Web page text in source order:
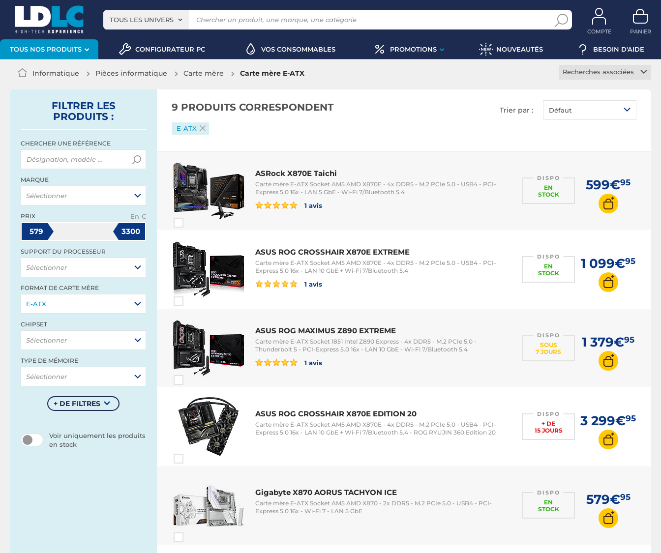
TOUS LES UNIVERS
COMPTE PANIER
TOUS NOS PRODUITS CONFIGURATEUR PC VOS CONSOMMABLES PROMOTIONS NOUVEAUTÉS BESOIN D'AIDE
Informatique Pièces informatique Carte mère Carte mère E-ATX
Recherches associées
Carte mère serveur
Carte mère DDR4
Carte mère E-ATX
Carte mère mini-ITX
Carte mère Intel
Carte mère Intel B760
Carte mère Intel Z790
Carte mère Intel 1200
Carte mère AMD B650
Carte mère AMD AM4
FILTRER LES
PRODUITS :
CHERCHER UNE RÉFÉRENCE
MARQUE
Sélectionner
PRIX En €
579 3300
SUPPORT DU PROCESSEUR
Sélectionner
FORMAT DE CARTE MÈRE
E-ATX
CHIPSET
Sélectionner
TYPE DE MÉMOIRE
Sélectionner
+ DE FILTRES
Voir uniquement les produits
en stock
9 PRODUITS CORRESPONDENT Trier par : Défaut
E-ATX
ASRock X870E Taichi
Carte mère E-ATX Socket AM5 AMD X870E - 4x DDR5 - M.2 PCIe 5.0 - USB4 - PCI-
Express 5.0 16x - LAN 5 GbE - Wi-Fi 7/Bluetooth 5.4
1 avis
DISPO
EN
STOCK
599€95
ASUS ROG CROSSHAIR X870E EXTREME
Carte mère E-ATX Socket AM5 AMD X870E - 4x DDR5 - M.2 PCIe 5.0 - USB4 - PCI-
Express 5.0 16x - LAN 10 GbE + Wi-Fi 7/Bluetooth 5.4
1 avis
DISPO
EN
STOCK
1 099€95
ASUS ROG MAXIMUS Z890 EXTREME
Carte mère E-ATX Socket 1851 Intel Z890 Express - 4x DDR5 - M.2 PCIe 5.0 -
Thunderbolt 5 - PCI-Express 5.0 16x - LAN 10 GbE - Wi-Fi 7/Bluetooth 5.4
1 avis
DISPO
SOUS
7 JOURS
1 379€95
ASUS ROG CROSSHAIR X870E EDITION 20
Carte mère E-ATX Socket AM5 AMD X870E - 4x DDR5 - M.2 PCIe 5.0 - USB4 - PCI-
Express 5.0 16x - LAN 10 GbE + Wi-Fi 7/Bluetooth 5.4 - ROG RYUJIN 360 Edition 20
DISPO
+ DE
15 JOURS
3 299€95
Gigabyte X870 AORUS TACHYON ICE
Carte mère E-ATX Socket AM5 AMD X870 - 2x DDR5 - M.2 PCIe 5.0 - USB4 - PCI-
Express 5.0 16x - Wi-Fi 7 - LAN 5 GbE
DISPO
EN
STOCK
579€95